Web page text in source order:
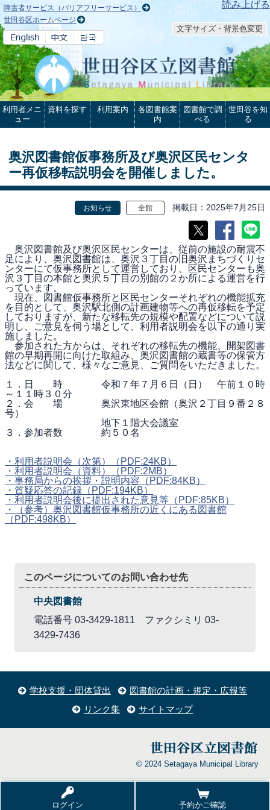
本文へ 読み上げる
障害者サービス（バリアフリーサービス）
世田谷区ホームページ
文字サイズ・背景色変更
ログイン 予約かご確認
利用者メニ
ュー
資料を探す 利用案内
各図書館案
内
図書館で調
べる
世田谷を知
る
奥沢図書館仮事務所及び奥沢区民センタ
ー再仮移転説明会を開催しました。
お知らせ 全館 掲載日 2025年7月25日
奥沢図書館及び奥沢区民センターは、従前の施設の耐震不
足により、奥沢図書館は、奥沢３丁目の旧奥沢まちづくりセ
ンターにて仮事務所として運営しており、区民センターも奥
沢３丁目の本館と奥沢５丁目の別館の２か所による運営を行
っています。
現在、図書館仮事務所と区民センターそれぞれの機能拡充
を目的として、奥沢駅北側の計画建物等への再仮移転を予定
しておりますが、新たな移転先の規模や配置などについて説
明し、ご意見を伺う場として、利用者説明会を以下の通り実
施しました。
参加された方からは、それぞれの移転先の機能、開架図書
館の早期再開に向けた取組み、奥沢図書館の蔵書等の保管方
法などに関して、様々なご意見、ご質問をいただきました。
１．日 時 令和７年７月６日（日） 午前１０時
～１１時３０分
２．会 場 奥沢東地区会館（奥沢２丁目９番２８
号）
地下１階大会議室
３．参加者数 約５０名
・利用者説明会（次第）
（PDF:24KB）
・利用者説明会（資料）
（PDF:2MB）
・事務局からの挨拶・説明内容 （PDF:84KB）
・質疑応答の記録 （PDF:194KB）
・利用者説明会後に提出された意見等 （PDF:85KB）
・（参考）奥沢図書館仮事務所の近くにある図書館
（PDF:498KB）
このページについてのお問い合わせ先
中央図書館
電話番号 03-3429-1811 ファクシミリ 03-
3429-7436
学校支援・団体貸出
図書館の計画・規定・広報等
リンク集
サイトマップ
© 2024 Setagaya Municipal Library